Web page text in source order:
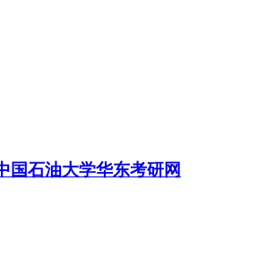
国石油大学华东考研网